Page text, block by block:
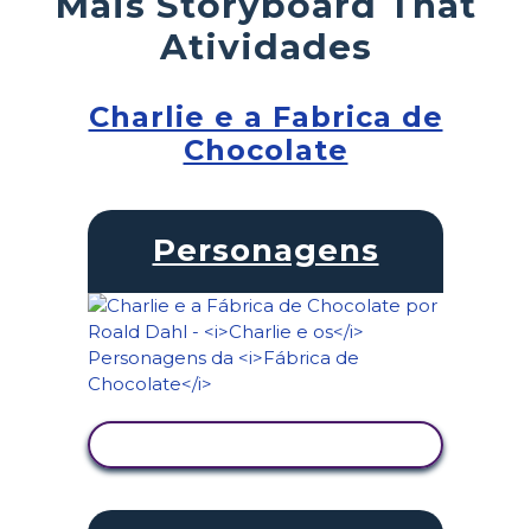
Atividades
Charlie e a Fabrica de
Chocolate
Personagens